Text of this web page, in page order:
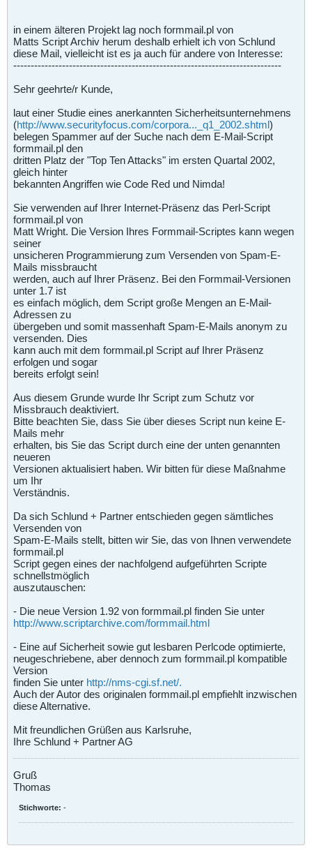
in einem älteren Projekt lag noch formmail.pl von
Matts Script Archiv herum deshalb erhielt ich von Schlund
diese Mail, vielleicht ist es ja auch für andere von Interesse:
-----------------------------------------------------------------------------
Sehr geehrte/r Kunde,
laut einer Studie eines anerkannten Sicherheitsunternehmens
(http://www.securityfocus.com/corpora..._q1_2002.shtml)
belegen Spammer auf der Suche nach dem E-Mail-Script
formmail.pl den
dritten Platz der "Top Ten Attacks" im ersten Quartal 2002,
gleich hinter
bekannten Angriffen wie Code Red und Nimda!
Sie verwenden auf Ihrer Internet-Präsenz das Perl-Script
formmail.pl von
Matt Wright. Die Version Ihres Formmail-Scriptes kann wegen
seiner
unsicheren Programmierung zum Versenden von Spam-E-
Mails missbraucht
werden, auch auf Ihrer Präsenz. Bei den Formmail-Versionen
unter 1.7 ist
es einfach möglich, dem Script große Mengen an E-Mail-
Adressen zu
übergeben und somit massenhaft Spam-E-Mails anonym zu
versenden. Dies
kann auch mit dem formmail.pl Script auf Ihrer Präsenz
erfolgen und sogar
bereits erfolgt sein!
Aus diesem Grunde wurde Ihr Script zum Schutz vor
Missbrauch deaktiviert.
Bitte beachten Sie, dass Sie über dieses Script nun keine E-
Mails mehr
erhalten, bis Sie das Script durch eine der unten genannten
neueren
Versionen aktualisiert haben. Wir bitten für diese Maßnahme
um Ihr
Verständnis.
Da sich Schlund + Partner entschieden gegen sämtliches
Versenden von
Spam-E-Mails stellt, bitten wir Sie, das von Ihnen verwendete
formmail.pl
Script gegen eines der nachfolgend aufgeführten Scripte
schnellstmöglich
auszutauschen:
- Die neue Version 1.92 von formmail.pl finden Sie unter
http://www.scriptarchive.com/formmail.html
- Eine auf Sicherheit sowie gut lesbaren Perlcode optimierte,
neugeschriebene, aber dennoch zum formmail.pl kompatible
Version
finden Sie unter http://nms-cgi.sf.net/.
Auch der Autor des originalen formmail.pl empfiehlt inzwischen
diese Alternative.
Mit freundlichen Grüßen aus Karlsruhe,
Ihre Schlund + Partner AG
Gruß
Thomas
Stichworte: -